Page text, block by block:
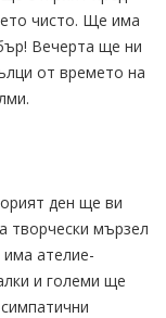
чисто. Ще има
Вечерта ще ни
от времето на
ден ще ви
творчески мързел
ателие-
и големи ще